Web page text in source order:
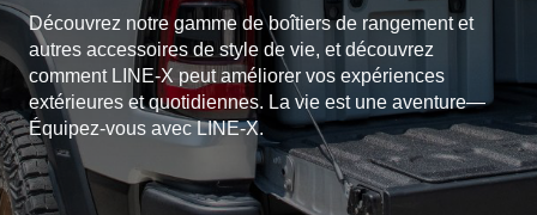
Découvrez notre gamme de boîtiers de rangement et
autres accessoires de style de vie, et découvrez
comment LINE-X peut améliorer vos expériences
extérieures et quotidiennes. La vie est une aventure—
Équipez-vous avec LINE-X.